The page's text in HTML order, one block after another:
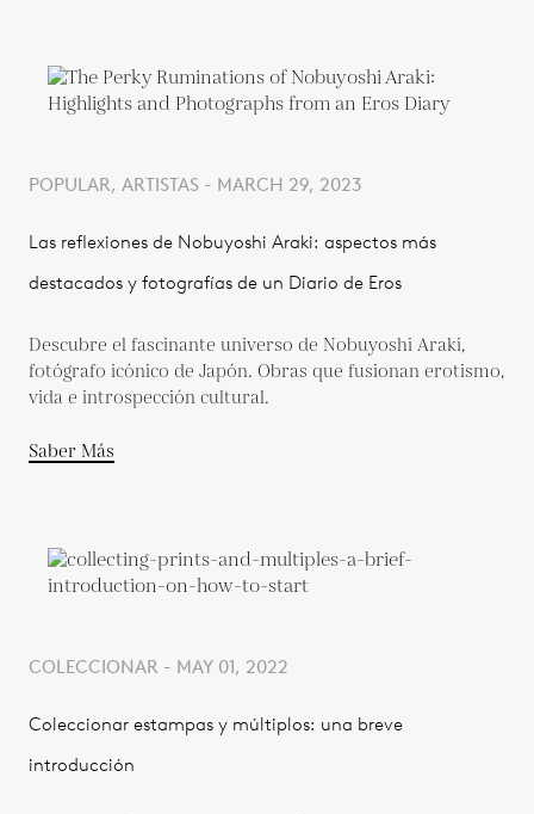
POPULAR, ARTISTAS - MARCH 29, 2023
Las reflexiones de Nobuyoshi Araki: aspectos más
destacados y fotografías de un Diario de Eros
Descubre el fascinante universo de Nobuyoshi Araki,
fotógrafo icónico de Japón. Obras que fusionan erotismo,
vida e introspección cultural.
Saber Más
COLECCIONAR - MAY 01, 2022
Coleccionar estampas y múltiplos: una breve
introducción